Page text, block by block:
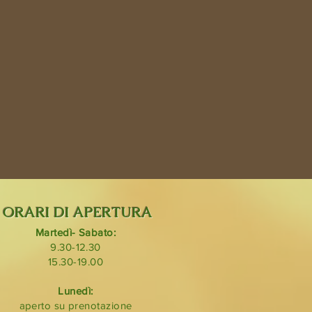
ORARI DI APERTURA
Martedì- Sabato:
9.30-12.30
15.30-19.00
Lunedì:
aperto su prenotazione